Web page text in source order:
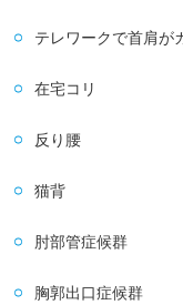
テレワークで首肩が
在宅コリ
反り腰
猫背
肘部管症候群
胸郭出口症候群